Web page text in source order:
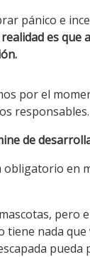
pánico e
es que
por el
responsables.
de
en
pero
nada